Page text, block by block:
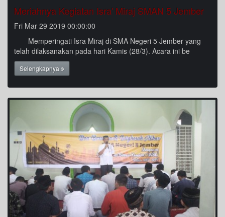
Meriahnya Kegiatan Isra' Miraj SMAN 5 Jember
Fri Mar 29 2019 00:00:00
Memperingati Isra Miraj di SMA Negeri 5 Jember yang
telah dilaksanakan pada hari Kamis (28/3). Acara ini be
Selengkapnya